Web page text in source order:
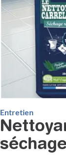
Entretien